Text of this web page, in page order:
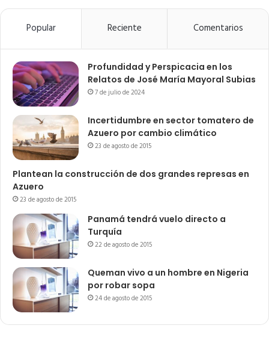
Popular Reciente Comentarios
Profundidad y Perspicacia en los
Relatos de José María Mayoral Subias
7 de julio de 2024
Incertidumbre en sector tomatero de
Azuero por cambio climático
23 de agosto de 2015
Plantean la construcción de dos grandes represas en
Azuero
23 de agosto de 2015
Panamá tendrá vuelo directo a
Turquía
22 de agosto de 2015
Queman vivo a un hombre en Nigeria
por robar sopa
24 de agosto de 2015